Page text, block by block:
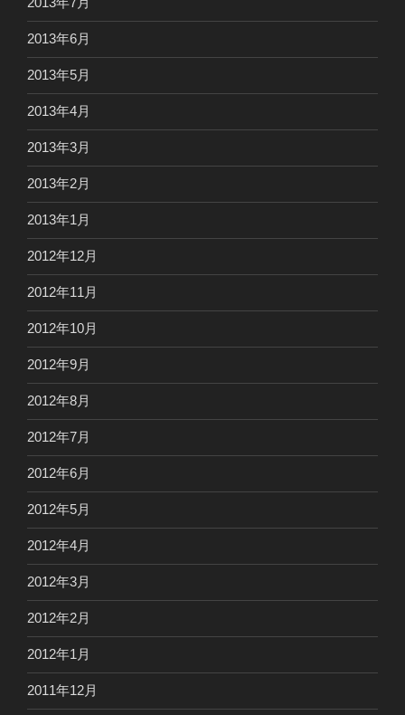
2013年6月
2013年5月
2013年4月
2013年3月
2013年2月
2013年1月
2012年12月
2012年11月
2012年10月
2012年9月
2012年8月
2012年7月
2012年6月
2012年5月
2012年4月
2012年3月
2012年2月
2012年1月
2011年12月